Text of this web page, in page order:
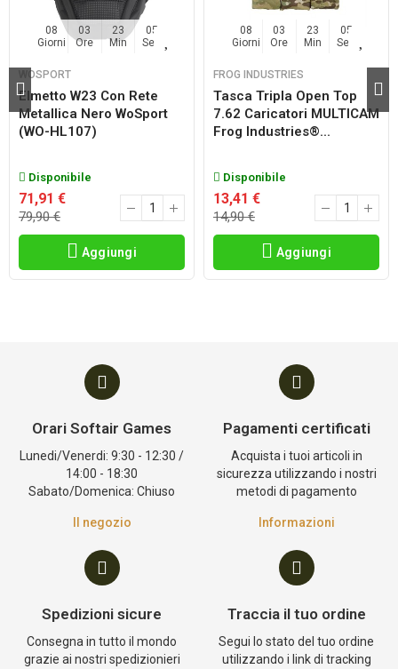
08
Giorni
03
Ore
23
Min
04
Sec
WOSPORT
Elmetto W23 Con Rete
Metallica Nero WoSport
(WO-HL107)
Disponibile
71,91 €
79,90 €
Aggiungi
08
Giorni
03
Ore
23
Min
04
Sec
FROG INDUSTRIES
Tasca Tripla Open Top
7.62 Caricatori MULTICAM
Frog Industries®...
Disponibile
13,41 €
14,90 €
Aggiungi
Orari Softair Games
Lunedi/Venerdi: 9:30 - 12:30 /
14:00 - 18:30
Sabato/Domenica: Chiuso
Il negozio
Pagamenti certificati
Acquista i tuoi articoli in
sicurezza utilizzando i nostri
metodi di pagamento
Informazioni
Spedizioni sicure
Consegna in tutto il mondo
grazie ai nostri spedizionieri
Traccia il tuo ordine
Segui lo stato del tuo ordine
utilizzando i link di tracking